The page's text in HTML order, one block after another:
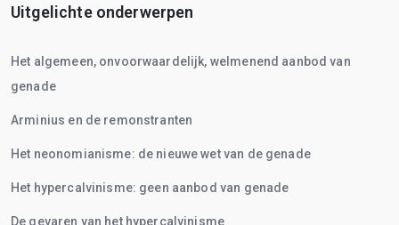
Uitgelichte onderwerpen
Het algemeen, onvoorwaardelijk, welmenend aanbod van
genade
Arminius en de remonstranten
Het neonomianisme: de nieuwe wet van de genade
Het hypercalvinisme: geen aanbod van genade
De gevaren van het hypercalvinisme